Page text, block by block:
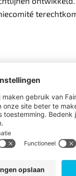
een leefbaar
afgebouwd.
positie,
aangepast en
leefbaar